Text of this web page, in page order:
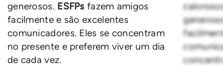
generosos. ESFPs fazem amigos
facilmente e são excelentes
comunicadores. Eles se concentram
no presente e preferem viver um dia
de cada vez.